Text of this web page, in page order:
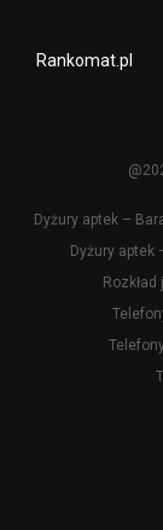
Rankomat.pl
Dyżury aptek –
Dyżury aptek